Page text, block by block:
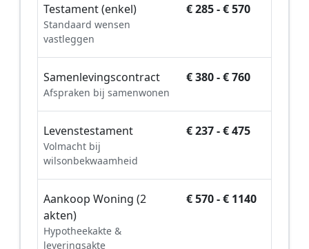
Testament (enkel)
Standaard wensen
vastleggen
€ 285 - € 570
Samenlevingscontract
Afspraken bij samenwonen
€ 380 - € 760
Levenstestament
Volmacht bij
wilsonbekwaamheid
€ 237 - € 475
Aankoop Woning (2
akten)
Hypotheekakte &
leveringsakte
€ 570 - € 1140